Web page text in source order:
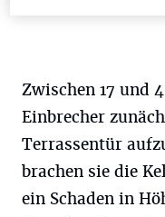
Zwischen 17 und
Einbrecher
Terrassentür
brachen sie die
ein Schaden in